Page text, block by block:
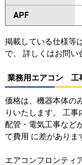
APF
掲載している仕様等
で、 詳しくはお問い
業務用エアコン 工
価格は、機器本体の
りいたします。 工事
配管・電気工事など
て費用 に差がありま
エアコンフロンティ